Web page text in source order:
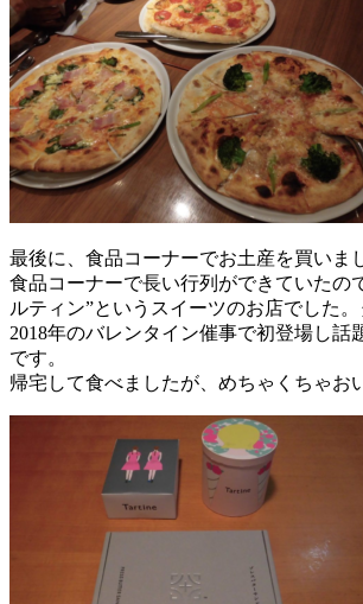
最後に、食品コーナーでお土産を買いま
食品コーナーで長い行列ができていたの
ルティン”というスイーツのお店でした。
2018年のバレンタイン催事で初登場し話
です。
帰宅して食べましたが、めちゃくちゃお